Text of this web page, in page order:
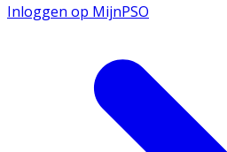
Inloggen op MijnPSO